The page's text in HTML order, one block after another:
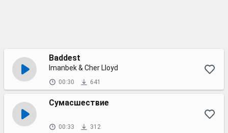
Baddest
Imanbek & Cher Lloyd
00:30 641
Сумасшествие
00:33 312